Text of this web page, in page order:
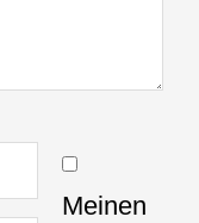
Meinen